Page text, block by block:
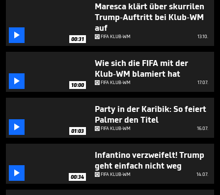
 00:31
Maresca klärt über skurrilen
Trump-Auftritt bei Klub-WM
auf
FIFA KLUB-WM 13.10.
 10:00
Wie sich die FIFA mit der
Klub-WM blamiert hat
FIFA KLUB-WM 17.07.
 01:03
Party in der Karibik: So feiert
Palmer den Titel
FIFA KLUB-WM 16.07.
 00:34
Infantino verzweifelt! Trump
geht einfach nicht weg
FIFA KLUB-WM 14.07.